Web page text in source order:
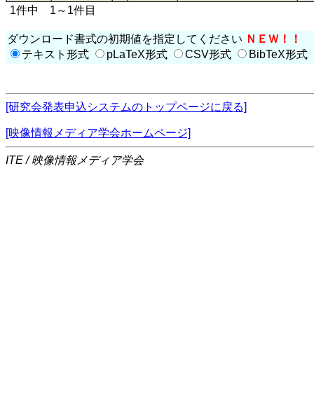
1件中 1～1件目
ダウンロード書式の初期値を指定してください ＮＥＷ！！
テキスト形式
pLaTeX形式 CSV形式 BibTeX形式
[研究会発表申込システムのトップページに戻る]
[映像情報メディア学会ホームページ]
ITE / 映像情報メディア学会